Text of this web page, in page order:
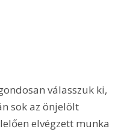
válasszuk ki,
sok az önjelölt
elvégzett munka